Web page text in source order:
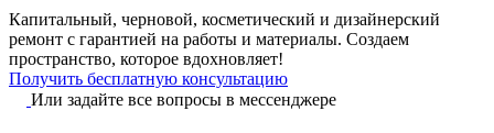
Капитальный, черновой, косметический и дизайнерский
ремонт с гарантией на работы и материалы. Создаем
пространство, которое вдохновляет!
Получить бесплатную консультацию
Или задайте все вопросы в мессенджере